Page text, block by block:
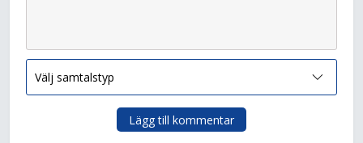
Lägg till kommentar